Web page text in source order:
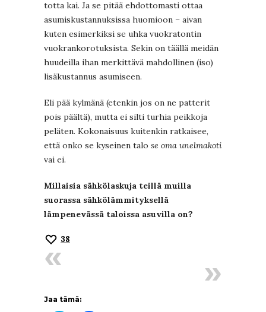
totta kai. Ja se pitää ehdottomasti ottaa
asumiskustannuksissa huomioon – aivan
kuten esimerkiksi se uhka vuokratontin
vuokrankorotuksista. Sekin on täällä meidän
huudeilla ihan merkittävä mahdollinen (iso)
lisäkustannus asumiseen.
Eli pää kylmänä (etenkin jos on ne patterit
pois päältä), mutta ei silti turhia peikkoja
peläten. Kokonaisuus kuitenkin ratkaisee,
että onko se kyseinen talo se oma unelmakoti
vai ei.
Millaisia sähkölaskuja teillä muilla
suorassa sähkölämmityksellä
lämpenevässä taloissa asuvilla on?
38
Jaa tämä: